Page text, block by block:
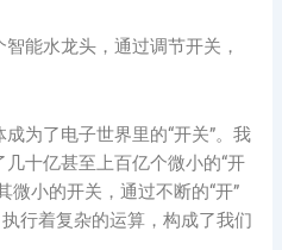
能水龙头，通过调节开关，
为了电子世界里的“开关”。我
十亿甚至上百亿个微小的“开
微小的开关，通过不断的“开”
执行着复杂的运算，构成了我们